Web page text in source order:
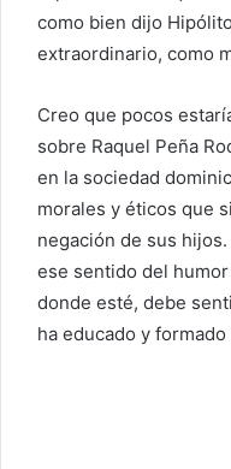
como bien dijo
extraordinario, como
Creo que pocos
sobre Raquel Peña
en la sociedad
morales y éticos que
negación de sus
ese sentido del
donde esté, debe
ha educado y